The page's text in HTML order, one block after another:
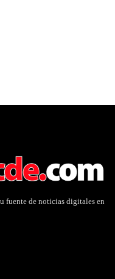
fuente de noticias digitales en